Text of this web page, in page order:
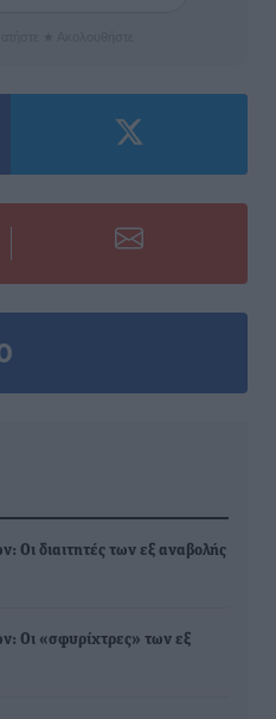
Οι διαιτητές των εξ αναβολής
Οι «σφυρίχτρες» των εξ